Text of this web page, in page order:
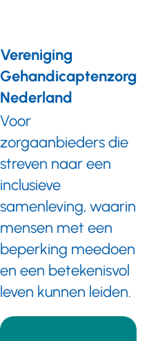
Vereniging
Gehandicaptenzorg
Nederland
Voor
zorgaanbieders die
streven naar een
inclusieve
samenleving, waarin
mensen met een
beperking meedoen
en een betekenisvol
leven kunnen leiden.